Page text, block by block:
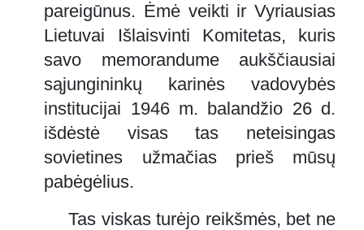
pareigūnus. Ėmė veikti ir Vyriausias
Lietuvai Išlaisvinti Komitetas, kuris
savo memorandume aukščiausiai
sąjungininkų karinės vadovybės
institucijai 1946 m. balandžio 26 d.
išdėstė visas tas neteisingas
sovietines užmačias prieš mūsų
pabėgėlius.
Tas viskas turėjo reikšmės, bet ne